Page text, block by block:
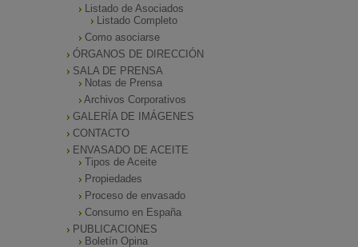
Listado de Asociados
Listado Completo
Como asociarse
ÓRGANOS DE DIRECCIÓN
SALA DE PRENSA
Notas de Prensa
Archivos Corporativos
GALERÍA DE IMÁGENES
CONTACTO
ENVASADO DE ACEITE
Tipos de Aceite
Propiedades
Proceso de envasado
Consumo en España
PUBLICACIONES
Boletín Opina